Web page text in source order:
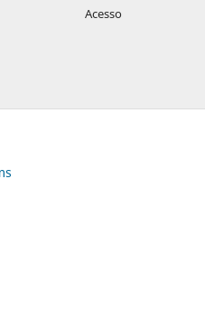
Acesso